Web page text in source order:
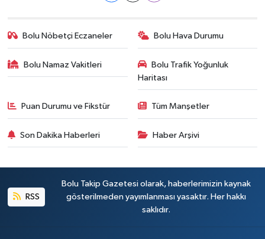
Bolu Nöbetçi Eczaneler Bolu Hava Durumu
Bolu Namaz Vakitleri
Bolu Trafik Yoğunluk
Haritası
Puan Durumu ve Fikstür Tüm Manşetler
Son Dakika Haberleri Haber Arşivi
RSS
Bolu Takip Gazetesi olarak, haberlerimizin kaynak
gösterilmeden yayımlanması yasaktır. Her hakkı
saklıdır.